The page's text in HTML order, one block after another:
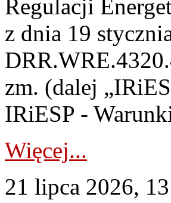
Regulacji
z dnia 19
zm. (dalej
IRiESP -
Więcej...
21 lipca 2026,